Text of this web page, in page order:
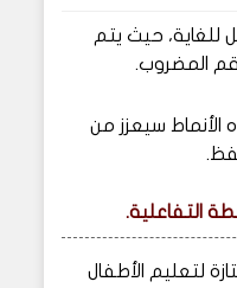
سهل للغاية، حيث يتم
المضروب.
سيعزز من
لتعليم الأطفال